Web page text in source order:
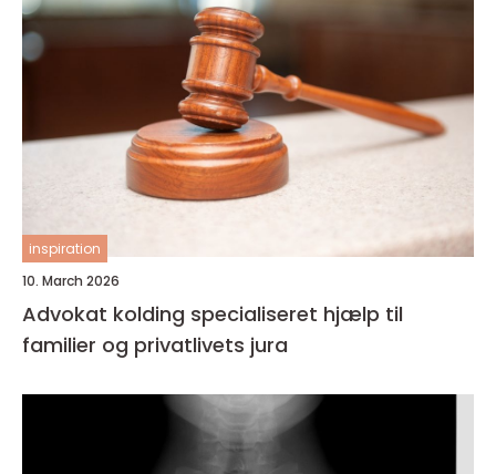
inspiration
10. March 2026
Advokat kolding specialiseret hjælp til
familier og privatlivets jura